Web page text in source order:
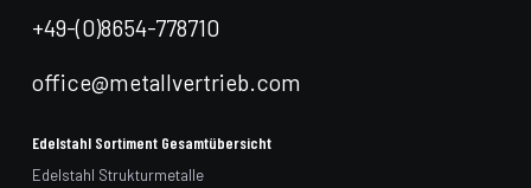
+49-(0)8654-778710
office@metallvertrieb.com
Edelstahl Sortiment Gesamtübersicht
Edelstahl Strukturmetalle